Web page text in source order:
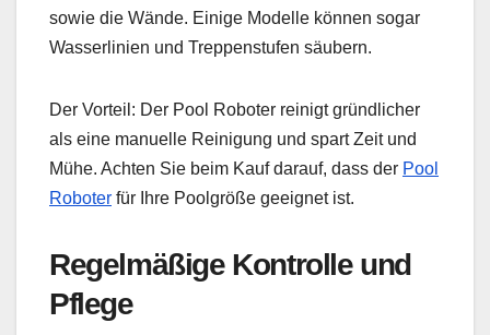
sowie die Wände. Einige Modelle können sogar
Wasserlinien und Treppenstufen säubern.
Der Vorteil: Der Pool Roboter reinigt gründlicher
als eine manuelle Reinigung und spart Zeit und
Mühe. Achten Sie beim Kauf darauf, dass der Pool
Roboter für Ihre Poolgröße geeignet ist.
Regelmäßige Kontrolle und
Pflege